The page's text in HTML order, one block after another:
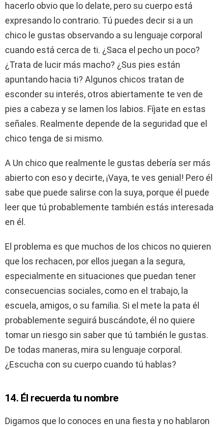
hacerlo obvio que lo delate, pero su cuerpo está
expresando lo contrario. Tú puedes decir si a un
chico le gustas observando a su lenguaje corporal
cuando está cerca de ti. ¿Saca el pecho un poco?
¿Trata de lucir más macho? ¿Sus pies están
apuntando hacia ti? Algunos chicos tratan de
esconder su interés, otros abiertamente te ven de
pies a cabeza y se lamen los labios. Fíjate en estas
señales. Realmente depende de la seguridad que el
chico tenga de si mismo.
A Un chico que realmente le gustas debería ser más
abierto con eso y decirte, ¡Vaya, te ves genial! Pero él
sabe que puede salirse con la suya, porque él puede
leer que tú probablemente también estás interesada
en él.
El problema es que muchos de los chicos no quieren
que los rechacen, por ellos juegan a la segura,
especialmente en situaciones que puedan tener
consecuencias sociales, como en el trabajo, la
escuela, amigos, o su familia. Si el mete la pata él
probablemente seguirá buscándote, él no quiere
tomar un riesgo sin saber que tú también le gustas.
De todas maneras, mira su lenguaje corporal.
¿Escucha con su cuerpo cuando tú hablas?
14. Él recuerda tu nombre
Digamos que lo conoces en una fiesta y no hablaron